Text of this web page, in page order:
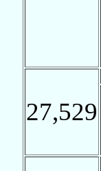
27,529